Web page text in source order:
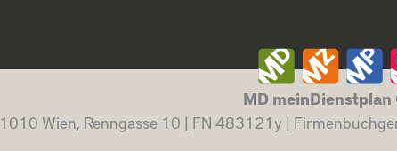
MD meinDienstplan
1010 Wien, Renngasse 10 | FN 483121y |